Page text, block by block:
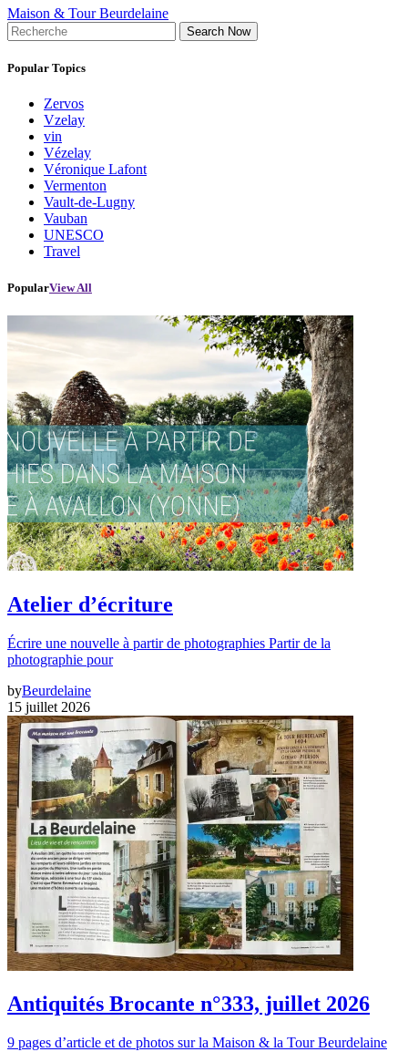
Maison & Tour Beurdelaine
Search Now
Popular Topics
Zervos
Vzelay
vin
Vézelay
Véronique Lafont
Vermenton
Vault-de-Lugny
Vauban
UNESCO
Travel
PopularView All
Atelier d’écriture
Écrire une nouvelle à partir de photographies Partir de la
photographie pour
byBeurdelaine
15 juillet 2026
Antiquités Brocante n°333, juillet 2026
9 pages d’article et de photos sur la Maison & la Tour Beurdelaine